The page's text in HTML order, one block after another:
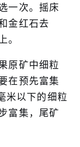
一次。摇床
金红石去
。
原矿中细粒
在预先富集
米以下的细粒
富集，尾矿